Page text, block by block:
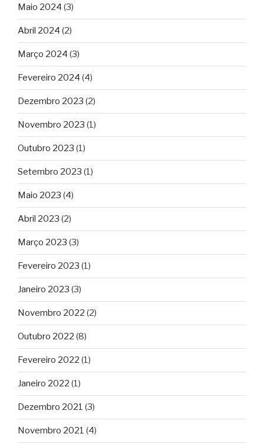
Maio 2024 (3)
Abril 2024 (2)
Março 2024 (3)
Fevereiro 2024 (4)
Dezembro 2023 (2)
Novembro 2023 (1)
Outubro 2023 (1)
Setembro 2023 (1)
Maio 2023 (4)
Abril 2023 (2)
Março 2023 (3)
Fevereiro 2023 (1)
Janeiro 2023 (3)
Novembro 2022 (2)
Outubro 2022 (8)
Fevereiro 2022 (1)
Janeiro 2022 (1)
Dezembro 2021 (3)
Novembro 2021 (4)